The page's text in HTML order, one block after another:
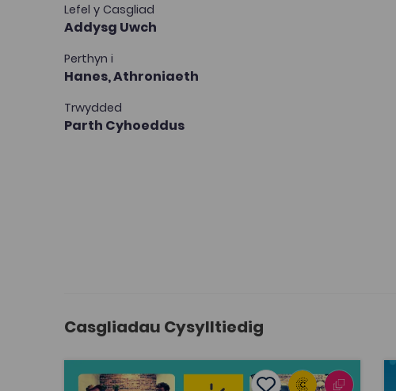
Lefel y Casgliad
Addysg Uwch
Perthyn i
Hanes,Athroniaeth
Trwydded
Parth Cyhoeddus
Casgliadau Cysylltiedig
Beth yw ystyr bywyd? ... a chwestiynau mawr eraill